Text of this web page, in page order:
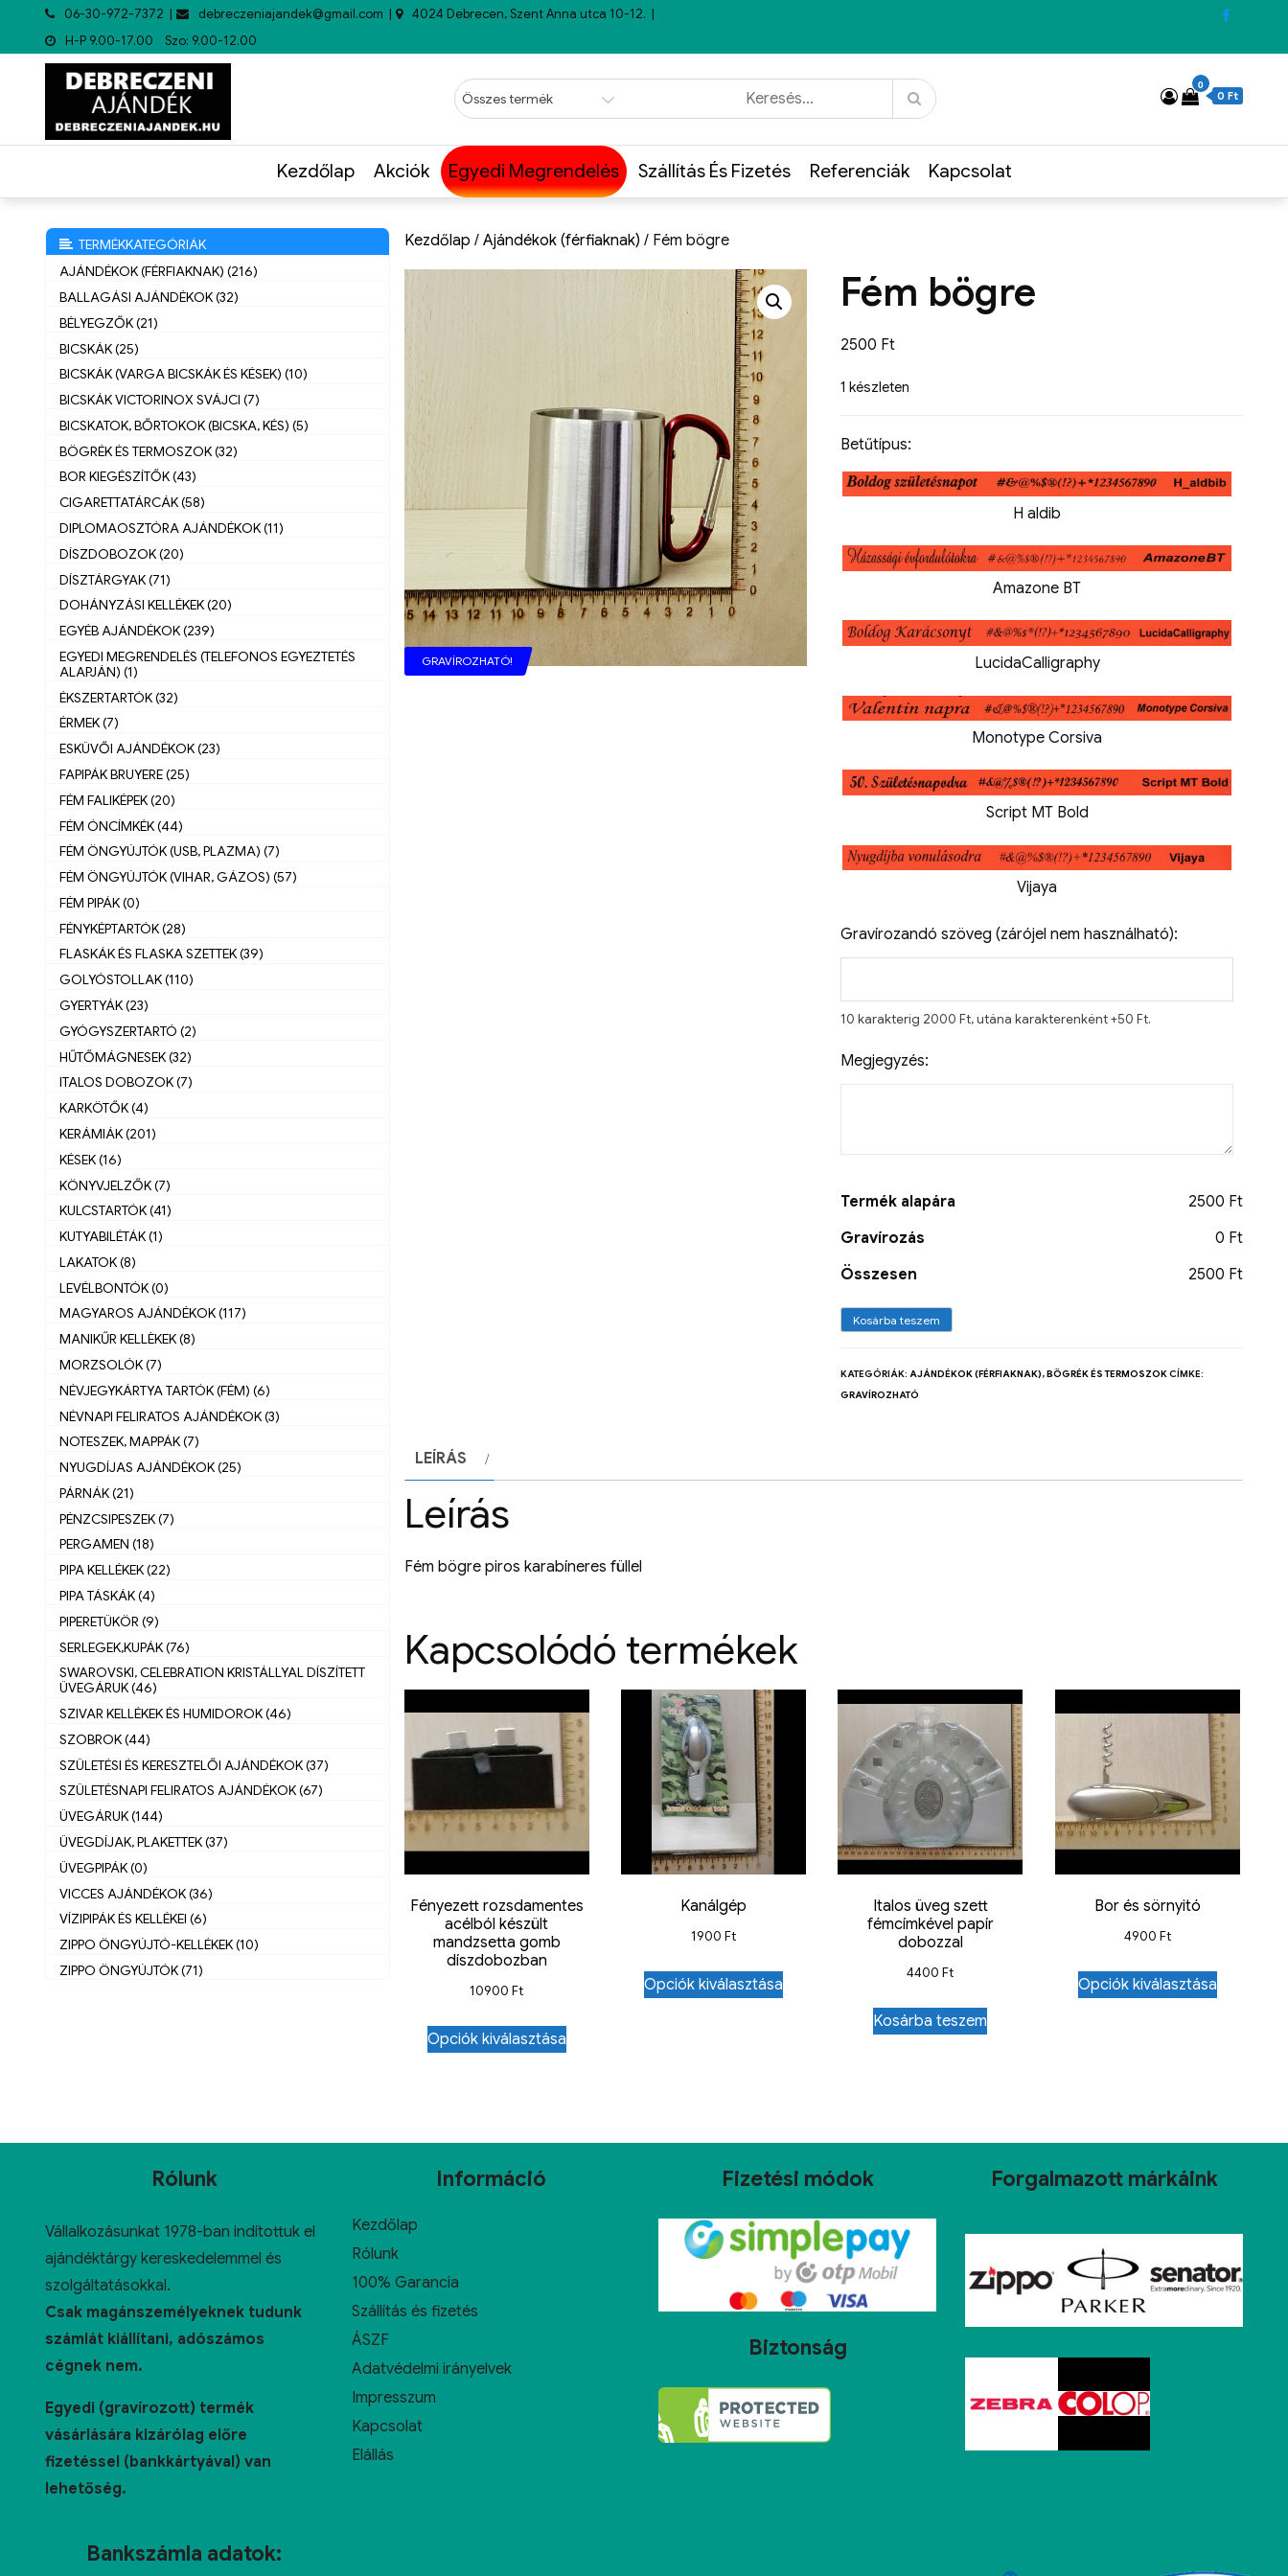
06-30-972-7372 debreczeniajandek@gmail.com
4024 Debrecen, Szent Anna utca 10-12.
H-P 9.00-17.00 Szo: 9.00-12.00
0
0 Ft
Kezdőlap Akciók Egyedi Megrendelés Szállítás És Fizetés Referenciák Kapcsolat
Kezdőlap / Ajándékok (férfiaknak) / Fém bögre
GRAVÍROZHATÓ!
Fém bögre
2500 Ft
1 készleten
Betűtípus:
H aldib
Amazone BT
LucidaCalligraphy
Monotype Corsiva
Script MT Bold
Vijaya
Gravírozandó szöveg (zárójel nem használható):
10 karakterig 2000 Ft, utána karakterenként +50 Ft.
Megjegyzés:
Termék alapára
2500 Ft
Gravírozás
0 Ft
Összesen
2500 Ft
Kosárba teszem
KATEGÓRIÁK: AJÁNDÉKOK (FÉRFIAKNAK),BÖGRÉK ÉS TERMOSZOKCÍMKE:
GRAVÍROZHATÓ
LEÍRÁS
Leírás
Fém bögre piros karabíneres füllel
Kapcsolódó termékek
Fényezett rozsdamentes
acélból készült
mandzsetta gomb
díszdobozban
10900Ft
Opciók kiválasztása
Kanálgép
1900Ft
Opciók kiválasztása
Italos üveg szett
fémcímkével papír
dobozzal
4400Ft
Kosárba teszem
Bor és sörnyitó
4900 Ft
Opciók kiválasztása
TERMÉKKATEGÓRIÁK
AJÁNDÉKOK (FÉRFIAKNAK) (216)
BALLAGÁSI AJÁNDÉKOK (32)
BÉLYEGZŐK (21)
BICSKÁK (25)
BICSKÁK (VARGA BICSKÁK ÉS KÉSEK) (10)
BICSKÁK VICTORINOX SVÁJCI (7)
BICSKATOK, BŐRTOKOK (BICSKA, KÉS) (5)
BÖGRÉK ÉS TERMOSZOK (32)
BOR KIEGÉSZÍTŐK (43)
CIGARETTATÁRCÁK (58)
DIPLOMAOSZTÓRA AJÁNDÉKOK (11)
DÍSZDOBOZOK (20)
DÍSZTÁRGYAK (71)
DOHÁNYZÁSI KELLÉKEK (20)
EGYÉB AJÁNDÉKOK (239)
EGYEDI MEGRENDELÉS (TELEFONOS EGYEZTETÉS
ALAPJÁN) (1)
ÉKSZERTARTÓK (32)
ÉRMEK (7)
ESKÜVŐI AJÁNDÉKOK (23)
FAPIPÁK BRUYERE (25)
FÉM FALIKÉPEK (20)
FÉM ÓNCÍMKÉK (44)
FÉM ÖNGYÚJTÓK (USB, PLAZMA) (7)
FÉM ÖNGYÚJTÓK (VIHAR, GÁZOS) (57)
FÉM PIPÁK (0)
FÉNYKÉPTARTÓK (28)
FLASKÁK ÉS FLASKA SZETTEK (39)
GOLYÓSTOLLAK (110)
GYERTYÁK (23)
GYÓGYSZERTARTÓ (2)
HŰTŐMÁGNESEK (32)
ITALOS DOBOZOK (7)
KARKÖTŐK (4)
KERÁMIÁK (201)
KÉSEK (16)
KÖNYVJELZŐK (7)
KULCSTARTÓK (41)
KUTYABILÉTÁK (1)
LAKATOK (8)
LEVÉLBONTÓK (0)
MAGYAROS AJÁNDÉKOK (117)
MANIKŰR KELLÈKEK (8)
MORZSOLÓK (7)
NÉVJEGYKÁRTYA TARTÓK (FÉM) (6)
NÉVNAPI FELIRATOS AJÁNDÉKOK (3)
NOTESZEK, MAPPÁK (7)
NYUGDÍJAS AJÁNDÉKOK (25)
PÁRNÁK (21)
PÉNZCSIPESZEK (7)
PERGAMEN (18)
PIPA KELLÉKEK (22)
PIPA TÁSKÁK (4)
PIPERETÜKÖR (9)
SERLEGEK,KUPÁK (76)
SWAROVSKI, CELEBRATION KRISTÁLLYAL DÍSZÍTETT
ÜVEGÁRUK (46)
SZIVAR KELLÉKEK ÉS HUMIDOROK (46)
SZOBROK (44)
SZÜLETÉSI ÉS KERESZTELŐI AJÁNDÉKOK (37)
SZÜLETÉSNAPI FELIRATOS AJÁNDÉKOK (67)
ÜVEGÁRUK (144)
ÜVEGDÍJAK, PLAKETTEK (37)
ÜVEGPIPÁK (0)
VICCES AJÁNDÉKOK (36)
VÍZIPIPÁK ÉS KELLÉKEI (6)
ZIPPO ÖNGYÚJTÓ-KELLÉKEK (10)
ZIPPO ÖNGYÚJTÓK (71)
Rólunk
Vállalkozásunkat 1978-ban indítottuk el
ajándéktárgy kereskedelemmel és
szolgáltatásokkal.
Csak magánszemélyeknek tudunk
számlát kiállítani, adószámos
cégnek nem.
Egyedi (gravírozott) termék
vásárlására kizárólag előre
fizetéssel (bankkártyával) van
lehetőség.
Bankszámla adatok:
Információ
Kezdőlap
Rólunk
100% Garancia
Szállítás és fizetés
ÁSZF
Adatvédelmi irányelvek
Impresszum
Kapcsolat
Elállás
Fizetési módok
Biztonság
Forgalmazott márkáink